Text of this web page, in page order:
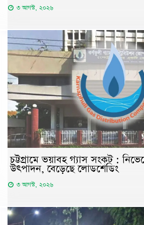
৩ আগস্ট, ২০২৬
চট্টগ্রামে ভয়াবহ গ্যাস সংকট :
উৎপাদন, বেড়েছে লোডশেডিং
৩ আগস্ট, ২০২৬